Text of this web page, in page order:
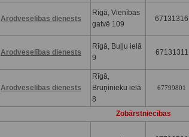
Arodveselības dienests
Rīgā, Vienības
gatvē 109
67131316
Arodveselības dienests
Rīgā, Buļļu ielā
9
67131311
Arodveselības dienests
Rīgā,
Bruņinieku ielā
8
67799801
Zobārstniecības